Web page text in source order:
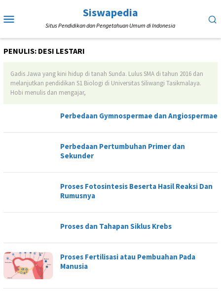
ke
Mobile
Siswapedia
Situs Pendidikan dan Pengetahuan Umum di Indonesia
PENULIS: DESI LESTARI
Gadis Jawa yang kini hidup di tanah Sunda. Lulus SMA di tahun 2016 dan
melanjutkan pendidikan S1 Biologi di Universitas Siliwangi Tasikmalaya.
Hobi menulis dan mengajar,
Perbedaan Gymnospermae dan Angiospermae
Perbedaan Pertumbuhan Primer dan
Sekunder
Proses Fotosintesis Beserta Hasil Reaksi Dan
Rumusnya
Proses dan Tahapan Siklus Krebs
Proses Fertilisasi atau Pembuahan Pada
Manusia